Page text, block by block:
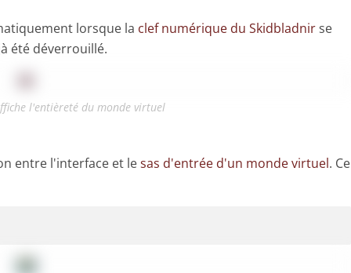
lorsque la clef numérique du Skidbladnirse
été déverrouillé.
l'entièreté du monde virtuel
entre l'interface et lesas d'entrée d'un monde virtuel. Ce